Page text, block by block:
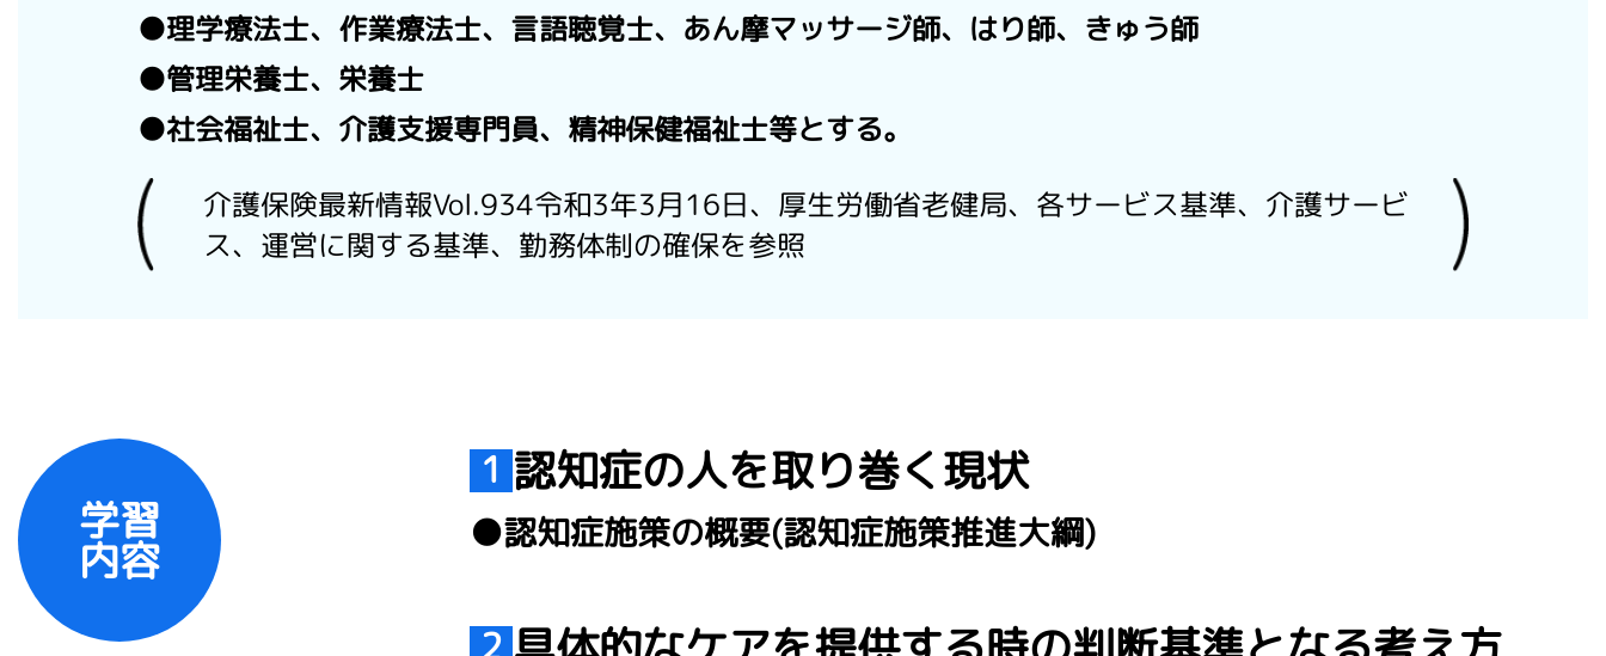
●理学療法士、作業療法士、言語聴覚士、あん摩マッサージ師、はり師、きゅう師
●管理栄養士、栄養士
●社会福祉士、介護支援専門員、精神保健福祉士等とする。
介護保険最新情報Vol.934令和3年3月16日、厚生労働省老健局、各サービス基準、介護サービ
ス、運営に関する基準、勤務体制の確保を参照
学習
内容
1 認知症の人を取り巻く現状
●認知症施策の概要(認知症施策推進大綱)